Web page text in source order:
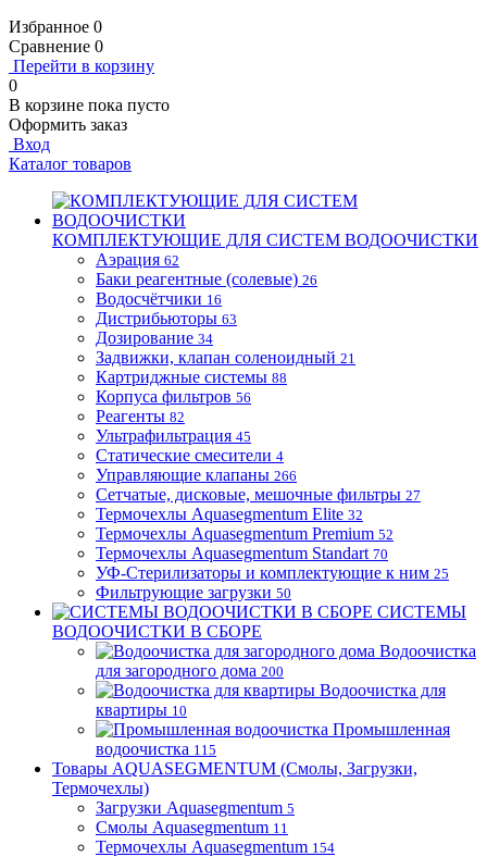
Избранное 0
Сравнение 0
Перейти в корзину
0
В корзине пока пусто
Оформить заказ
Вход
Каталог товаров
КОМПЛЕКТУЮЩИЕ ДЛЯ СИСТЕМ ВОДООЧИСТКИ
Аэрация 62
Баки реагентные (солевые) 26
Водосчётчики 16
Дистрибьюторы 63
Дозирование 34
Задвижки, клапан соленоидный 21
Картриджные системы 88
Корпуса фильтров 56
Реагенты 82
Ультрафильтрация 45
Статические смесители 4
Управляющие клапаны 266
Сетчатые, дисковые, мешочные фильтры 27
Термочехлы Aquasegmentum Elite 32
Термочехлы Aquasegmentum Premium 52
Термочехлы Aquasegmentum Standart 70
УФ-Стерилизаторы и комплектующие к ним 25
Фильтрующие загрузки 50
СИСТЕМЫ
ВОДООЧИСТКИ В СБОРЕ
Водоочистка
для загородного дома 200
Водоочистка для
квартиры 10
Промышленная
водоочистка 115
Товары AQUASEGMENTUM (Смолы, Загрузки,
Термочехлы)
Загрузки Aquasegmentum 5
Смолы Aquasegmentum 11
Термочехлы Aquasegmentum 154